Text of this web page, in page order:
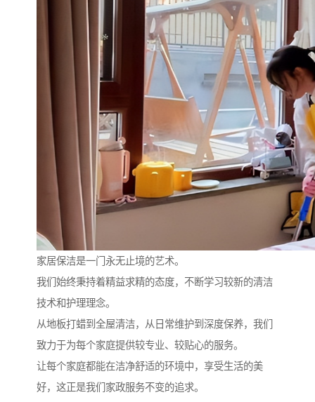
家居保洁是一门永无止境的艺术。
我们始终秉持着精益求精的态度，不断学习较新的清洁
技术和护理理念。
从地板打蜡到全屋清洁，从日常维护到深度保养，我们
致力于为每个家庭提供较专业、较贴心的服务。
让每个家庭都能在洁净舒适的环境中，享受生活的美
好，这正是我们家政服务不变的追求。